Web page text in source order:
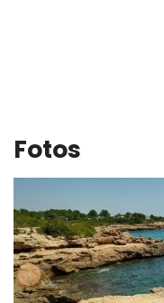
Fotos
‹